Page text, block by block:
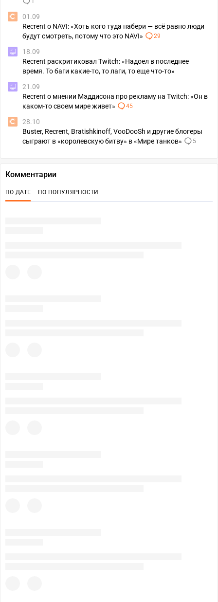
01.09
Recrent о NAVI: «Хоть кого туда набери — всё равно люди
будут смотреть, потому что это NAVI»
29
18.09
Recrent раскритиковал Twitch: «Надоел в последнее
время. То баги какие-то, то лаги, то еще что-то»
21.09
Recrent о мнении Мэддисона про рекламу на Twitch: «Он в
каком-то своем мире живет»
45
28.10
Buster, Recrent, Bratishkinoff, VooDooSh и другие блогеры
сыграют в «королевскую битву» в «Мире танков»
5
Комментарии
ПО ДАТЕ ПО ПОПУЛЯРНОСТИ